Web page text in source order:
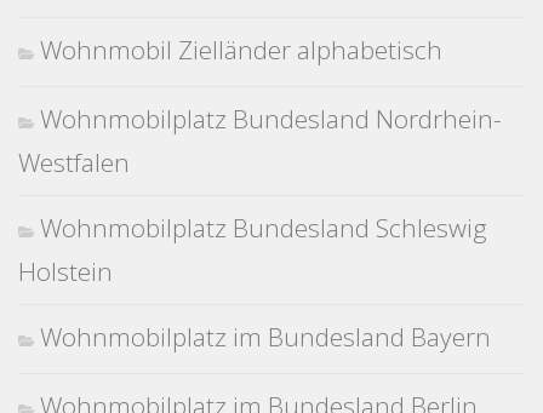
Wohnmobil Zielländer alphabetisch
Wohnmobilplatz Bundesland Nordrhein-
Westfalen
Wohnmobilplatz Bundesland Schleswig
Holstein
Wohnmobilplatz im Bundesland Bayern
Wohnmobilplatz im Bundesland Berlin